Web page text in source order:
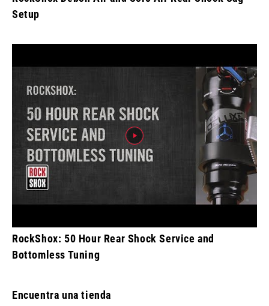
Setup
RockShox: 50 Hour Rear Shock Service and
Bottomless Tuning
Encuentra una tienda